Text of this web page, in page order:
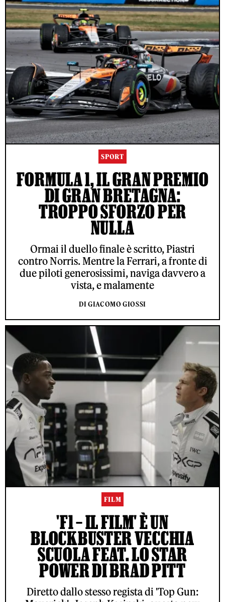
SPORT
FORMULA 1, IL GRAN PREMIO
DI GRAN BRETAGNA:
TROPPO SFORZO PER
NULLA
Ormai il duello finale è scritto, Piastri
contro Norris. Mentre la Ferrari, a fronte di
due piloti generosissimi, naviga davvero a
vista, e malamente
DI GIACOMO GIOSSI
FILM
'F1 – IL FILM' È UN
BLOCKBUSTER VECCHIA
SCUOLA FEAT. LO STAR
POWER DI BRAD PITT
Diretto dallo stesso regista di 'Top Gun: